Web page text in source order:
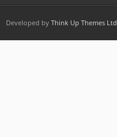
Developed by Think Up Themes Ltd